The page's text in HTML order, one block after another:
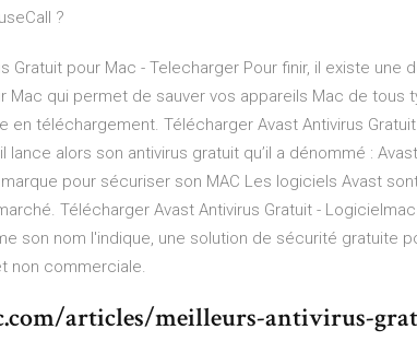
?
Gratuit pour Mac - Telecharger Pour finir, il existe une
Mac qui permet de sauver vos appareils Mac de tous
en téléchargement. Télécharger Avast Antivirus
lance alors son antivirus gratuit qu’il a dénommé :
pour sécuriser son MAC Les logiciels Avast
Télécharger Avast Antivirus Gratuit -
son nom l'indique, une solution de sécurité gratuite
non commerciale.
articles/meilleurs-antivirus-